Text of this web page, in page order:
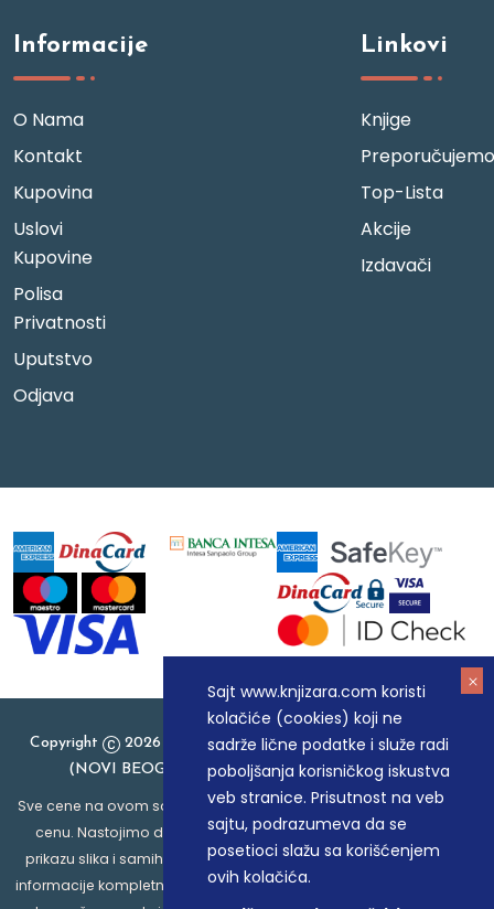
Sajt www.knjizara.com koristi
kolačiće (cookies) koji ne
sadrže lične podatke i služe radi
poboljšanja korisničkog iskustva
veb stranice. Prisutnost na veb
sajtu, podrazumeva da se
posetioci slažu sa korišćenjem
ovih kolačića.
Informacije
O Nama
Kontakt
Kupovina
Uslovi
Kupovine
Polisa
Privatnosti
Uputstvo
Odjava
Linkovi
Knjige
Preporučujemo
Top-Lista
Akcije
Izdavači
Copyright
2026 Knjizara.com - MAKART DOO BEOGRAD
(NOVI BEOGRAD), PIB: 105184104, MB: 20337524
Sve cene na ovom sajtu iskazane su u dinarima. PDV je uračunat u
cenu. Nastojimo da budemo što precizniji u opisu proizvoda,
prikazu slika i samih cena, ali ne možemo garantovati da su sve
informacije kompletne i bez grešaka. Svi artikli prikazani na sajtu su